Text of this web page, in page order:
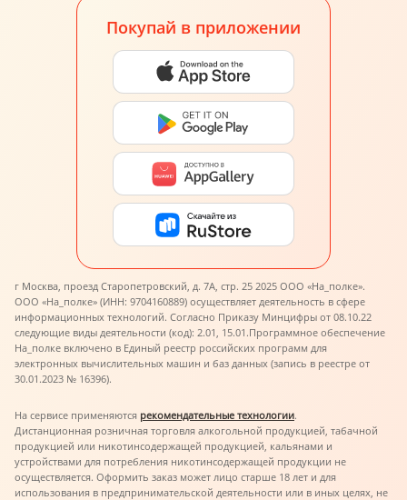
Покупай в приложении
г Москва, проезд Старопетровский, д. 7А, стр. 25 2025 ООО «На_полке».
ООО «На_полке» (ИНН: 9704160889) осуществляет деятельность в сфере
информационных технологий. Согласно Приказу Минцифры от 08.10.22
следующие виды деятельности (код): 2.01, 15.01.Программное обеспечение
На_полке включено в Единый реестр российских программ для
электронных вычислительных машин и баз данных (запись в реестре от
30.01.2023 № 16396).
На сервисе применяются рекомендательные технологии.
Дистанционная розничная торговля алкогольной продукцией, табачной
продукцией или никотинсодержащей продукцией, кальянами и
устройствами для потребления никотинсодержащей продукции не
осуществляется. Оформить заказ может лицо старше 18 лет и для
использования в предпринимательской деятельности или в иных целях, не